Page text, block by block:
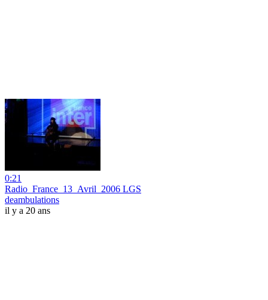
0:21
Radio_France_13_Avril_2006 LGS
deambulations
il y a 20 ans